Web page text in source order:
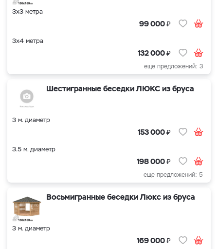
3х3 метра
99 000₽
3х4 метра
132 000₽
еще предложений: 3
Шестигранные беседки ЛЮКС из бруса
3 м. диаметр
153 000₽
3.5 м. диаметр
198 000₽
еще предложений: 5
Восьмигранные беседки Люкс из бруса
3 м. диаметр
169 000₽